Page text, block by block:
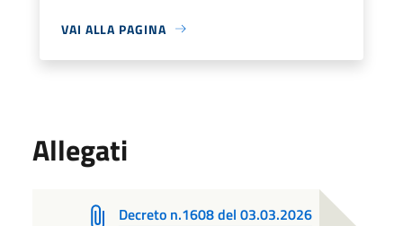
VAI ALLA PAGINA
Allegati
Decreto n.1608 del 03.03.2026